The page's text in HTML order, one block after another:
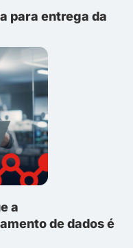
para entrega da
a
de dados é